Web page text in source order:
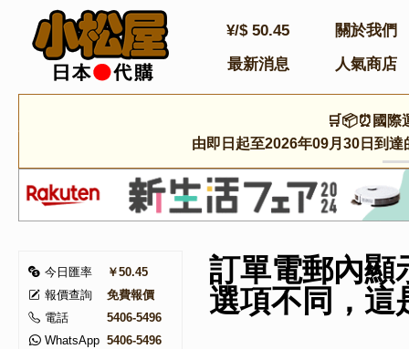
¥/$50.45
關於我們
最新消息
人氣商店
🛒📦⏰國際
由即日起至2026年09月30日到
今日匯率
￥50.45
報價查詢
免費報價
電話
5406-5496
WhatsApp 5406-5496
訂單電郵內顯
選項不同，這